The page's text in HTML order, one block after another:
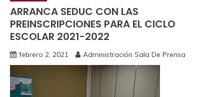
ARRANCA SEDUC CON LAS
PREINSCRIPCIONES PARA EL CICLO
ESCOLAR 2021-2022
febrero 2, 2021 Administración Sala De Prensa